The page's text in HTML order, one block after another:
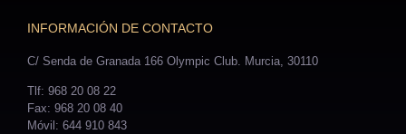
INFORMACIÓN DE CONTACTO
C/ Senda de Granada 166 Olympic Club. Murcia, 30110
Tlf: 968 20 08 22
Fax: 968 20 08 40
Móvil: 644 910 843